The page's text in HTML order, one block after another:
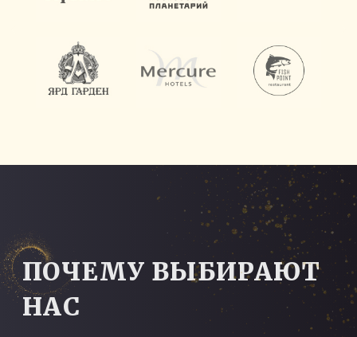
СО СМАРТФОНА
В ПОДАРОК
+7
Соглашаюсь на
персональных данных